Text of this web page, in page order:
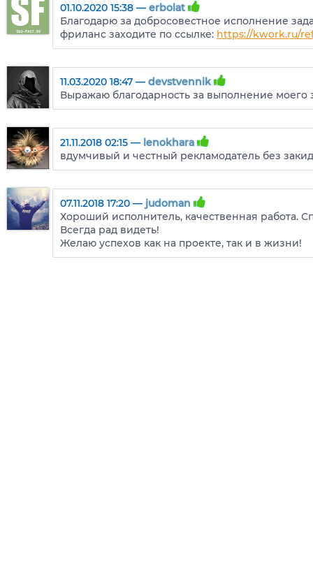
01.10.2020 15:38 — erbolat
Благодарю за добросовестное исполнение
фриланс заходите по ссылке: https://kwork.ru/
11.03.2020 18:47 — devstvennik
Выражаю благодарность за выполнение моего
21.11.2018 02:15 — lenokhara
вдумчивый и честный рекламодатель без
07.11.2018 17:20 — judoman
Хороший исполнитель, качественная работа.
Всегда рад видеть!
Желаю успехов как на проекте, так и в жизни!